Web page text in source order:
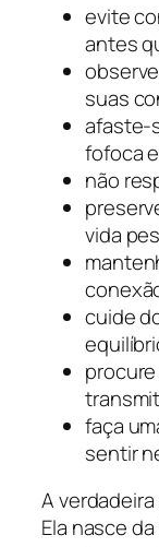
evite
antes
suas
afaste-
fofoca
não
vida
cuide
faça
sentir
A
Ela nasce